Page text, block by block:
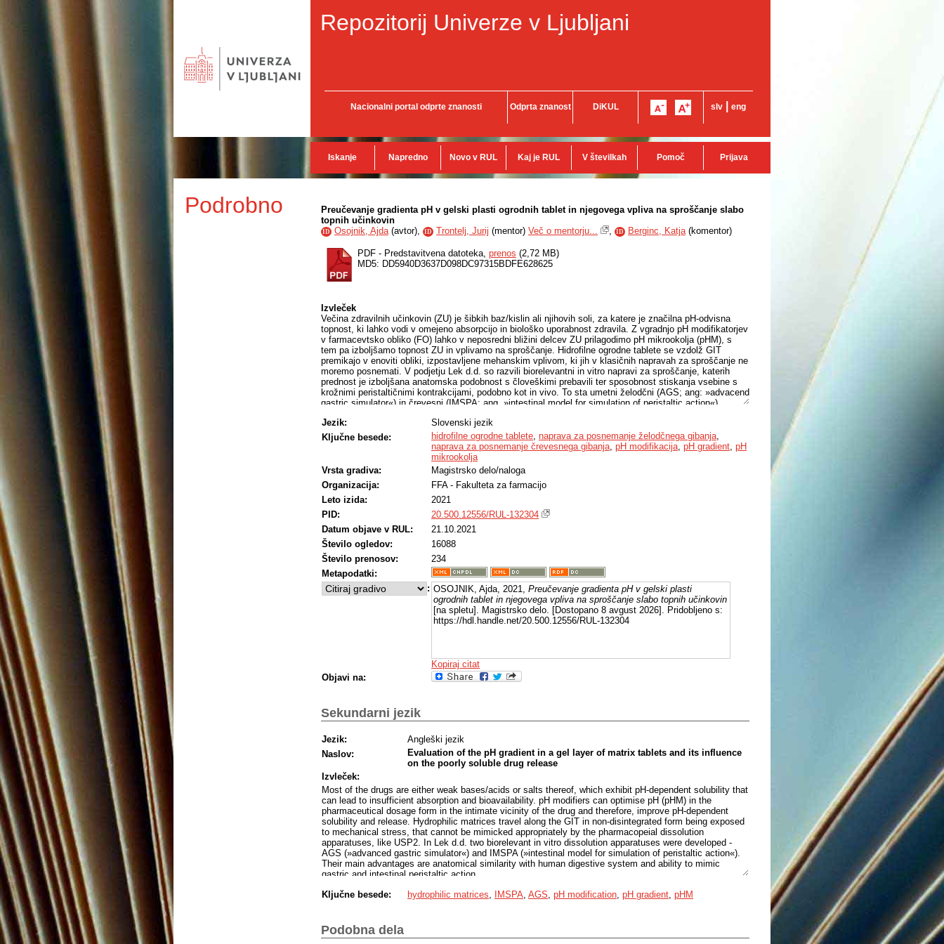
Repozitorij Univerze v Ljubljani
Nacionalni portal odprte znanosti Odprta znanost DiKUL slv eng
Iskanje Napredno Novo v RUL Kaj je RUL V številkah Pomoč Prijava
Podrobno
Preučevanje gradienta pH v gelski plasti ogrodnih tablet in njegovega vpliva na sproščanje slabo
topnih učinkovin
ID Osojnik, Ajda(avtor), ID Trontelj, Jurij (mentor) Več o mentorju... , ID Berginc, Katja(komentor)
PDF - Predstavitvena datoteka, prenos (2,72 MB)
MD5: DD5940D3637D098DC97315BDFE628625
Izvleček
Večina zdravilnih učinkovin (ZU) je šibkih baz/kislin ali njihovih soli, za katere je značilna pH-odvisna
topnost, ki lahko vodi v omejeno absorpcijo in biološko uporabnost zdravila. Z vgradnjo pH modifikatorjev
v farmacevtsko obliko (FO) lahko v neposredni bližini delcev ZU prilagodimo pH mikrookolja (pHM), s
tem pa izboljšamo topnost ZU in vplivamo na sproščanje. Hidrofilne ogrodne tablete se vzdolž GIT
premikajo v enoviti obliki, izpostavljene mehanskim vplivom, ki jih v klasičnih napravah za sproščanje ne
moremo posnemati. V podjetju Lek d.d. so razvili biorelevantni in vitro napravi za sproščanje, katerih
prednost je izboljšana anatomska podobnost s človeškimi prebavili ter sposobnost stiskanja vsebine s
krožnimi peristaltičnimi kontrakcijami, podobno kot in vivo. To sta umetni želodčni (AGS; ang: »advacend
gastric simulator«) in črevesni (IMSPA; ang. »intestinal model for simulation of peristaltic action«)
V prvem delu magistrske naloge smo opazovali sproščanje ZU s pH-odvisno topnostjo (natrijev
diklofenakat, propranololijev klorid in dipiridamol) iz HPMC ogrodnih tablet v klasičnem (USP2) in
biorelevantnem (AGS+IMSPA) sistemu za sproščanje. Z menjavo medija po 2 urah smo simulirali prehod
iz želodca v tanko črevo. Vse modelne ZU so pričakovano izkazovale pH-odvisen profil sproščanja. V
AGS+IMSPA smo zaradi dodatnih mehanskih obremenitev dosegli hitrejše in obsežnejše sproščanje. Ko
smo v obstoječe FO vgradili pH modifikatorje, smo v primeru dipiridamola z vgradnjo fumarne kisline
dosegli hitrejše in značilno obsežnejše sproščanje v obeh sistemih, propranololijev klorid pa se je ob
prisotnosti vinske kisline sproščal hitreje in obsežneje le v AGS+IMSPA. Obseg in hitrost sproščanja
natrijevega diklofenakata se nista povečala, ker je bil uporabljen delež pH modifikatorja Eudragita E
najverjetneje prenizek. S kriostatsko metodo smo v plasteh hidrogela ogrodnih tablet brez pH
modifikatorjev ob menjavi medija opazovali pH gradient. Opazili smo povečan vpliv želodčnega medija na
pHM v gelskih plasteh po mehanski obdelavi v AGS v primerjavi z USP2, kar je sovpadalo s pospešeno
kinetiko sproščanja obeh bazičnih učinkovin. pHM v gelskem območju tablet smo opazovali tudi vizualno
z barvnim pH indikatorjem metiloranžem in potrdili vpliv pH vstopajočega medija, prisotnosti ZU in pH
modifikatorjev na pHM v FO. S sočasno uporabo obeh metod smo lahko ovrednotili vpliv dinamičnega
spreminjanja pHM po simuliranem prehodu iz želodca v črevo na kinetiko sproščanja ZU.
Jezik:
Slovenski jezik
Ključne besede:
hidrofilne ogrodne tablete, naprava za posnemanje želodčnega gibanja,
naprava za posnemanje črevesnega gibanja, pH modifikacija, pH gradient, pH
mikrookolja
Vrsta gradiva:
Magistrsko delo/naloga
Organizacija:
FFA - Fakulteta za farmacijo
Leto izida:
2021
PID:
20.500.12556/RUL-132304
Datum objave v RUL:
21.10.2021
Število ogledov:
16088
Število prenosov:
234
Metapodatki:
: OSOJNIK, Ajda, 2021, Preučevanje gradienta pH v gelski plasti
ogrodnih tablet in njegovega vpliva na sproščanje slabo topnih učinkovin
[na spletu]. Magistrsko delo. [Dostopano 8 avgust 2026]. Pridobljeno s:
https://hdl.handle.net/20.500.12556/RUL-132304
Kopiraj citat
Objavi na:
Sekundarni jezik
Jezik:
Angleški jezik
Naslov:
Evaluation of the pH gradient in a gel layer of matrix tablets and its influence
on the poorly soluble drug release
Izvleček:
Most of the drugs are either weak bases/acids or salts thereof, which exhibit pH-dependent solubility that
can lead to insufficient absorption and bioavailability. pH modifiers can optimise pH (pHM) in the
pharmaceutical dosage form in the intimate vicinity of the drug and therefore, improve pH-dependent
solubility and release. Hydrophilic matrices travel along the GIT in non-disintegrated form being exposed
to mechanical stress, that cannot be mimicked appropriately by the pharmacopeial dissolution
apparatuses, like USP2. In Lek d.d. two biorelevant in vitro dissolution apparatuses were developed -
AGS (»advanced gastric simulator«) and IMSPA (»intestinal model for simulation of peristaltic action«).
Their main advantages are anatomical similarity with human digestive system and ability to mimic
gastric and intestinal peristaltic action.
and propranolol HCl) from HPMC matrix tablets were generated in two dissolution systems – USP2 and
intestine. All model drugs showed pH-dependent release profiles. As expected, in AGS+IMSPA, due to
stronger mechanical stress and hydrodynamics, all drugs were released from matrices faster and to a
Ključne besede: hydrophilic matrices IMSPA AGS pH modification pH gradient pHM
Podobna dela